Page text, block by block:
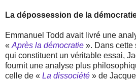
La dépossession de la
Emmanuel Todd avait livré une
« Après la démocratie ». Dans cette
qui constituent un véritable essai,
fournit une analyse plus
celle de « La dissociété » de